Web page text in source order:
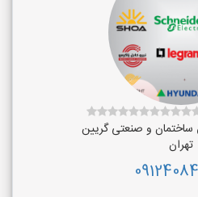
ساختمان و صنعتی گریین
تهران